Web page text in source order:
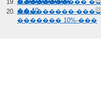
�����������
��-10
���������-
������� 10%-���